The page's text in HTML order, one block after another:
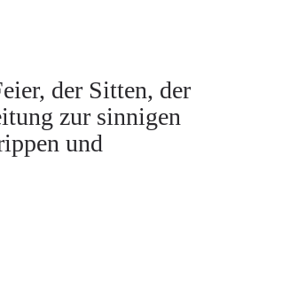
der Sitten, der
zur sinnigen
und